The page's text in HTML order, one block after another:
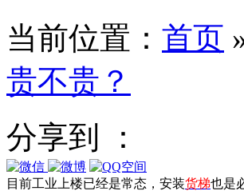
当前位置： 首页
贵不贵？
分享到 ：
目前工业上楼已经是常态，安装货梯也是